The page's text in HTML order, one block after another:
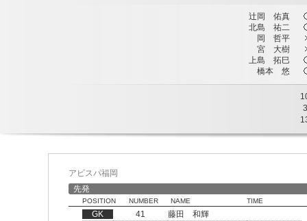
辻岡 佑真
北島 祐二
岡 哲平
宮 大樹
上島 拓巳
橋本 悠
3
アビスパ福岡
先発
POSITION NUMBER NAME TIME
GK 41
藤田 和輝